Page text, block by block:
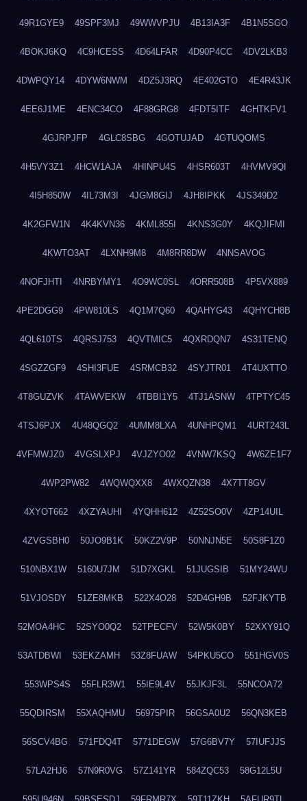
49R1GYE9 49SPF3MJ 49WWVPJU 4B13IA3F 4B1N5SGO
4BOKJ6KQ 4C9HCESS 4D64LFAR 4D90P4CC 4DV2LKB3
4DWPQY14 4DYW6NWM 4DZ5J3RQ 4E402GTO 4E4R43JK
4EE6J1ME 4ENC34CO 4F88GRG8 4FDT5ITF 4GHTKFV1
4GJRPJFP 4GLC8SBG 4GOTUJAD 4GTUQOMS
4H5VY3Z1 4HCW1AJA 4HINPU4S 4HSR603T 4HVMV9QI
4I5H850W 4IL73M3I 4JGM8GIJ 4JH8IPKK 4JS349D2
4K2GFW1N 4K4KVN36 4KML855I 4KNS3G0Y 4KQJIFMI
4KWTO3AT 4LXNH9M8 4M8RR8DW 4NNSAVOG
4NOFJHTI 4NRBYMY1 4O9WC0SL 4ORR508B 4P5VX889
4PE2DGG9 4PW810LS 4Q1M7Q60 4QAHYG43 4QHYCH8B
4QL610TS 4QRSJ753 4QVTMIC5 4QXRDQN7 4S31TENQ
4SGZZGF9 4SHI3FUE 4SRMCB32 4SYJTR01 4T4UXTTO
4T8GUZVK 4TAWVEKW 4TBBI1Y5 4TJ1ASNW 4TPTYC45
4TSJ6PJX 4U48QGQ2 4UMM8LXA 4UNHPQM1 4URT243L
4VFMWJZ0 4VGSLXPJ 4VJZYO02 4VNW7KSQ 4W6ZE1F7
4WP2PW82 4WQWQXX8 4WXQZN38 4X7TT8GV
4XYOT662 4XZYAUHI 4YQHH612 4Z52SO0V 4ZP14UIL
4ZVGSBH0 50JO9B1K 50KZ2V9P 50NNJN5E 50S8F1Z0
510NBX1W 5160U7JM 51D7XGKL 51JUGSIB 51MY24WU
51VJOSDY 51ZE8MKB 522X4O28 52D4GH9B 52FJKYTB
52MOA4HC 52SYO0Q2 52TPECFV 52W5K0BY 52XXY91Q
53ATDBWI 53EKZAMH 53Z8FUAW 54PKU5CO 551HGV0S
553WPS4S 55FLR3W1 55IE9L4V 55JKJF3L 55NCOA72
55QDIRSM 55XAQHMU 56975PIR 56GSA0U2 56QN3KEB
56SCV4BG 571FDQ4T 5771DEGW 57G6BV7Y 57IUFJJS
57LA2HJ6 57N9R0VG 57Z141YR 584ZQC53 58G12L5U